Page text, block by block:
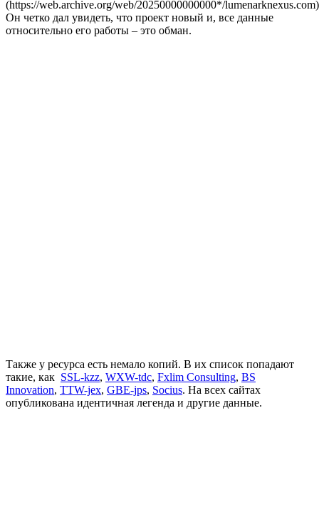
(https://web.archive.org/web/20250000000000*/
Он четко дал увидеть, что проект новый и, все данные
относительно его работы – это обман.
Также у ресурса есть немало копий. В их список попадают
такие, как SSL-kzz, WXW-tdc, Fxlim Consulting, BS
Innovation, TTW-jex, GBE-jps, Socius. На всех сайтах
опубликована идентичная легенда и другие данные.